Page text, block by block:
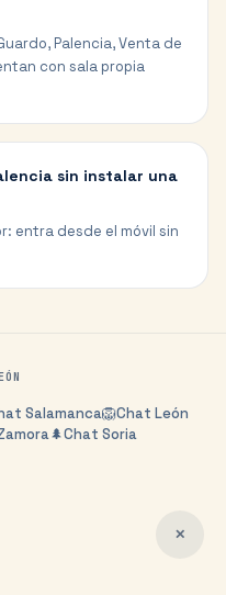
Palencia, Venta de
con sala propia
sin instalar una
entra desde el móvil sin
Salamanca🦁Chat León
🌲Chat Soria
✕